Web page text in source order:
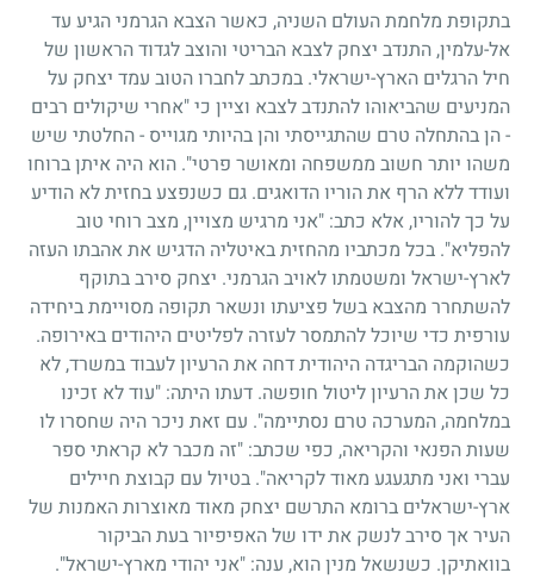
בתקופת מלחמת העולם השניה, כאשר הצבא הגרמני הגיע עד
אל-עלמין, התנדב יצחק לצבא הבריטי והוצב לגדוד הראשון של
חיל הרגלים הארץ-ישראלי. במכתב לחברו הטוב עמד יצחק על
המניעים שהביאוהו להתנדב לצבא וציין כי "אחרי שיקולים רבים
- הן בהתחלה טרם שהתגייסתי והן בהיותי מגוייס - החלטתי שיש
משהו יותר חשוב ממשפחה ומאושר פרטי". הוא היה איתן ברוחו
ועודד ללא הרף את הוריו הדואגים. גם כשנפצע בחזית לא הודיע
על כך להוריו, אלא כתב: "אני מרגיש מצויין, מצב רוחי טוב
להפליא". בכל מכתביו מהחזית באיטליה הדגיש את אהבתו העזה
לארץ-ישראל ומשטמתו לאויב הגרמני. יצחק סירב בתוקף
להשתחרר מהצבא בשל פציעתו ונשאר תקופה מסויימת ביחידה
עורפית כדי שיוכל להתמסר לעזרה לפליטים היהודים באירופה.
כשהוקמה הבריגדה היהודית דחה את הרעיון לעבוד במשרד, לא
כל שכן את הרעיון ליטול חופשה. דעתו היתה: "עוד לא זכינו
במלחמה, המערכה טרם נסתיימה". עם זאת ניכר היה שחסרו לו
שעות הפנאי והקריאה, כפי שכתב: "זה מכבר לא קראתי ספר
עברי ואני מתגעגע מאוד לקריאה". בטיול עם קבוצת חיילים
ארץ-ישראלים ברומא התרשם יצחק מאוד מאוצרות האמנות של
העיר אך סירב לנשק את ידו של האפיפיור בעת הביקור
בוואתיקן. כשנשאל מנין הוא, ענה: "אני יהודי מארץ-ישראל".